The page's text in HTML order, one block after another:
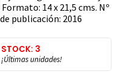
14 x 21,5 cms. Nº
publicación: 2016
STOCK: 3
¡Últimas unidades!